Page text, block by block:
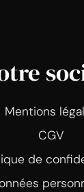
Mentions
CGV
de